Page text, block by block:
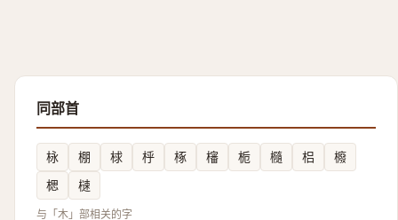
同部首
栐 棚 梂 㭔 椓 㰂 栀 㰐 梠
櫠
楒
㯈
与「木」部相关的字